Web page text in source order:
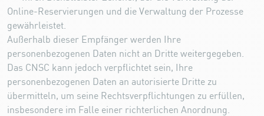
Online-Reservierungen und die Verwaltung der Prozesse
gewährleistet.
Außerhalb dieser Empfänger werden Ihre
personenbezogenen Daten nicht an Dritte weitergegeben.
Das CNSC kann jedoch verpflichtet sein, Ihre
personenbezogenen Daten an autorisierte Dritte zu
übermitteln, um seine Rechtsverpflichtungen zu erfüllen,
insbesondere im Falle einer richterlichen Anordnung.